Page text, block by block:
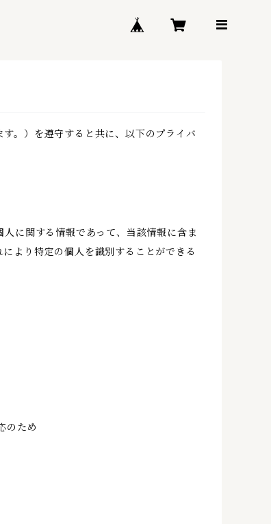
。）を遵守すると共に、以下のプライバ
に関する情報であって、当該情報に含ま
より特定の個人を識別することができる
のため